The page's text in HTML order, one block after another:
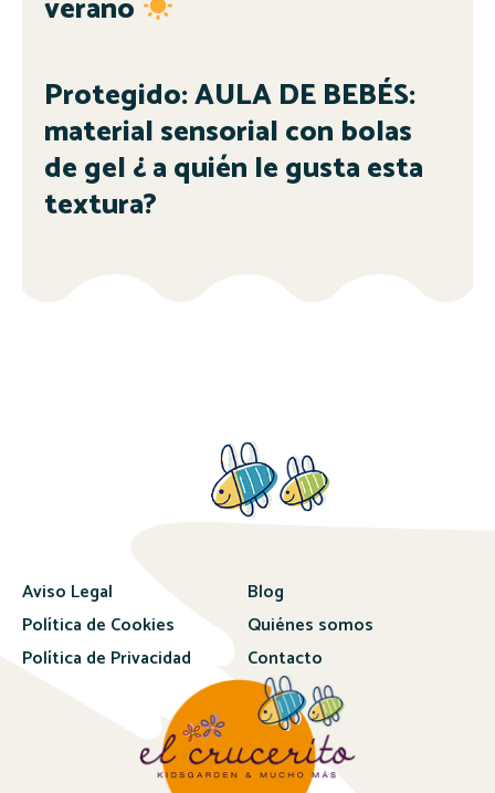
Protegido: AULA DE BEBÉS:
material sensorial con bolas
de gel ¿ a quién le gusta esta
textura?
Aviso Legal
Política de Cookies
Política de Privacidad
Blog
Quiénes somos
Contacto